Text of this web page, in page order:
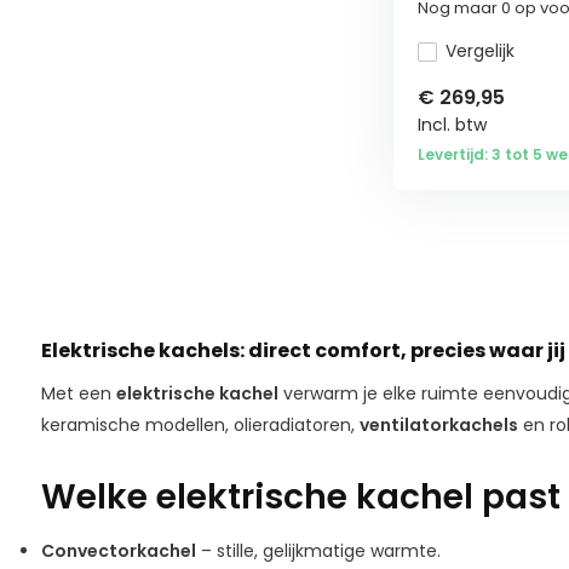
Nog maar 0 op
Vergelijk
€ 269,95
Incl. btw
Levertijd: 3 tot 5
Elektrische kachels: direct comfort, precies waar
Met een elektrische kachel verwarm je elke ruimte
keramische modellen, olieradiatoren, ventilatorkachels en
Welke elektrische kachel past
Convectorkachel – stille, gelijkmatige warmte.